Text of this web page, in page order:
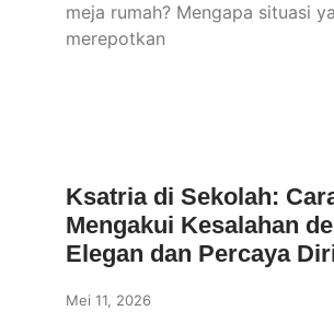
meja rumah? Mengapa situasi
merepotkan
Ksatria di Sekolah:
Mengakui Kesalahan
Elegan dan Percaya
Mei 11, 2026